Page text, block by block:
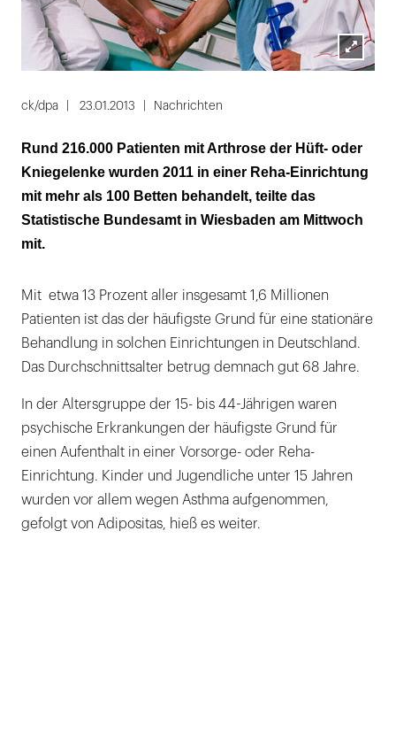
Lightbox
ck/dpa 23.01.2013 Nachrichten
Rund 216.000 Patienten mit Arthrose der Hüft- oder
Kniegelenke wurden 2011 in einer Reha-Einrichtung
mit mehr als 100 Betten behandelt, teilte das
Statistische Bundesamt in Wiesbaden am Mittwoch
mit.
Mit etwa 13 Prozent aller insgesamt 1,6 Millionen
Patienten ist das der häufigste Grund für eine stationäre
Behandlung in solchen Einrichtungen in Deutschland.
Das Durchschnittsalter betrug demnach gut 68 Jahre.
In der Altersgruppe der 15- bis 44-Jährigen waren
psychische Erkrankungen der häufigste Grund für
einen Aufenthalt in einer Vorsorge- oder Reha-
Einrichtung. Kinder und Jugendliche unter 15 Jahren
wurden vor allem wegen Asthma aufgenommen,
gefolgt von Adipositas, hieß es weiter.